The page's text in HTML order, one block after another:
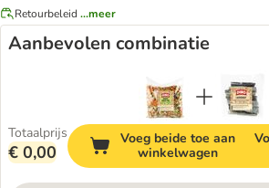
Retourbeleid ...meer
Aanbevolen combinatie
Totaalprijs
€ 0,00
Voeg beide toe aan
winkelwagen